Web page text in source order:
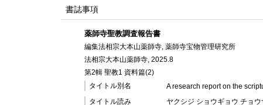
書誌事項
薬師寺聖教調査報告書
編集法相宗大本山薬師寺, 薬師寺宝物管理研究所
法相宗大本山薬師寺, 2025.8
第2輯 聖教1 資料篇(2)
タイトル別名
A research report on the
タイトル読み
ヤクシジ ショウギョウ チョ